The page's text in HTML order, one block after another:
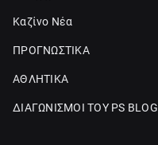
Καζίνο Νέα
ΠΡΟΓΝΩΣΤΙΚΑ
ΑΘΛΗΤΙΚΑ
ΔΙΑΓΩΝΙΣΜΟΙ ΤΟΥ PS BLOG